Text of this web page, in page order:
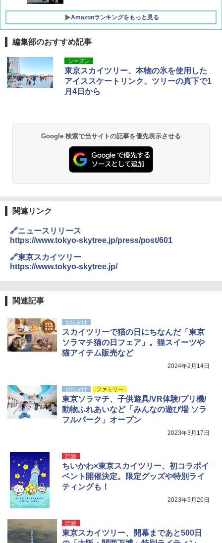
Amazonランキングをもっと見る
僕が見た未来【完全版】
￥0
￥2,079
A09 地球の歩き方 イタリア 2026～2027 地
地球の歩き方 スター・ウォーズ
￥2,695
パ
￥2,277
[キャンパーズコレクション 山善] ポップアッ
プテント 傘みたいに広げて畳める パッとサ
ッとサンシェード キューブ フルクローズ メ
ッシュ 簡単設置 ワンタッチテント キャンプ
&ハイキング カーキ PATC-150(KH)
PYKES PEAK (パイクスピーク) 着替えテン
ト プライバシー テント 【中が透けない】 1
人用 折りたたみ 防災グッズ 災害用トイレ ビ
ーチ ピクニック ポップアップテント 携帯 簡
易 トイレテント (グレー)
テント ワンタッチ RENEW 幅200 2-3人用 43
500002(88859)
￥9,990
[キャンパーズコレクション 山善] 傘みたいに
広げるだけ パッとサッとテント キューブワ
ッシュ 4人用 簡単設置 ポップアップテント P
ATCW-150B エクルベージュ
￥-
DEWEL パラソル 大型 ビーチ アウトドアパ
ラソル ガーデン サイトシート付 折りたたみ
防水 UVカット 4段階高さ調整 軽量 収納袋付
き
026リニューアル 急速冷凍 空間倍増 衛生的
コンパクト 保冷力長持ち
￥2,980
付き ヒグマ・イノシシ対策 自治体・教育機
関の購入実績 登山・キャンプ・アウトドア・
防災用品 長期保存可能 緊急時用 日本国内発
￥3,680
￥14,800
着替えテント トイレテント 透けない【換気
通気窓付き】収納袋付き UVカット 防水 防災
￥3,080
編集部のおすすめ記事
シーズン
東京スカイツリー、本物の氷を使用した
アイススケートリンク。ツリーの真下で1
月4日から
Google 検索で当サイトの記事を優先表示させる
関連リンク
🔗ニュースリリース
https://www.tokyo-skytree.jp/press/post/601
🔗東京スカイツリー
https://www.tokyo-skytree.jp/
関連記事
お出かけ
スカイツリーで猫の日にちなんだ「東京
ソラマチ猫の日フェア」。猫スイーツや
猫アイテム販売など
2024年2月14日
お出かけ ファミリー
東京ソラマチ、子供遊具/VR体験/プリ機/
動物ふれあいなど「みんなの遊び場 ソラ
フルパーク」オープン
2023年3月17日
話題
ちいかわ×東京スカイツリー、初コラボイ
ベント開催決定。限定グッズや特別ライ
ティングも！
2023年9月20日
話題
東京スカイツリー、開幕まであと500日